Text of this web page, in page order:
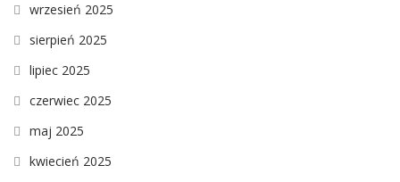
wrzesień 2025
sierpień 2025
lipiec 2025
czerwiec 2025
maj 2025
kwiecień 2025